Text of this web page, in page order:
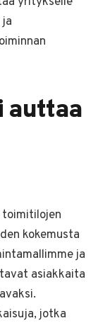
auttaa
toimitilojen
kokemusta
ja
asiakkaita
jotka